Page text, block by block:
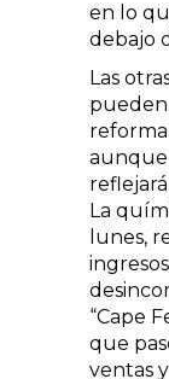
en lo
debajo
Las
pueden
aunque
La
lunes,
“Cape
que
ventas